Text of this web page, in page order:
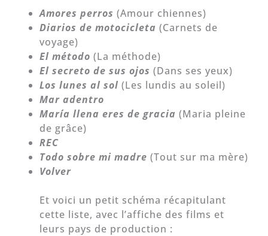
Amores perros (Amour chiennes)
Diarios de motocicleta (Carnets de
voyage)
El método (La méthode)
El secreto de sus ojos (Dans ses yeux)
Los lunes al sol (Les lundis au soleil)
Mar adentro
María llena eres de gracia (Maria pleine
de grâce)
REC
Todo sobre mi madre (Tout sur ma mère)
Volver
Et voici un petit schéma récapitulant
cette liste, avec l’affiche des films et
leurs pays de production :